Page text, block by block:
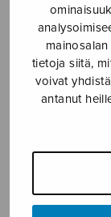
tietoja siitä,
voivat
antanut
Mökit
lumiset